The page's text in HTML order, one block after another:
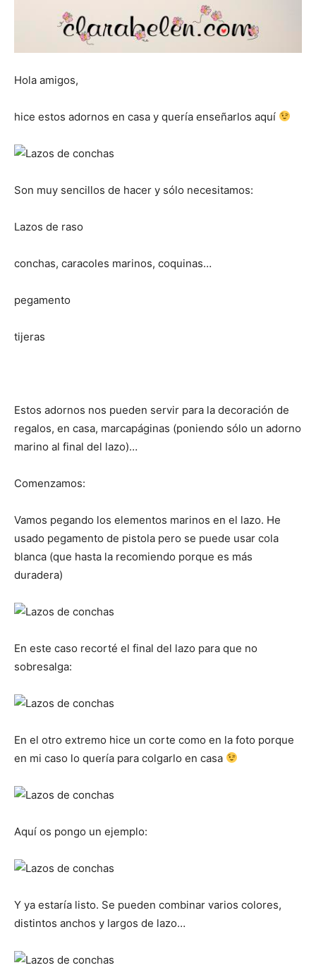
Hola amigos,
hice estos adornos en casa y quería enseñarlos aquí
Son muy sencillos de hacer y sólo necesitamos:
Lazos de raso
conchas, caracoles marinos, coquinas…
pegamento
tijeras
Estos adornos nos pueden servir para la decoración de
regalos, en casa, marcapáginas (poniendo sólo un adorno
marino al final del lazo)…
Comenzamos:
Vamos pegando los elementos marinos en el lazo. He
usado pegamento de pistola pero se puede usar cola
blanca (que hasta la recomiendo porque es más
duradera)
En este caso recorté el final del lazo para que no
sobresalga:
En el otro extremo hice un corte como en la foto porque
en mi caso lo quería para colgarlo en casa
Aquí os pongo un ejemplo:
Y ya estaría listo. Se pueden combinar varios colores,
distintos anchos y largos de lazo…